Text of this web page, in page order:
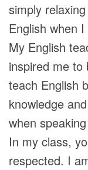
simply
English when
My English
inspired me to
teach English
knowledge
when
In my class,
respected. I